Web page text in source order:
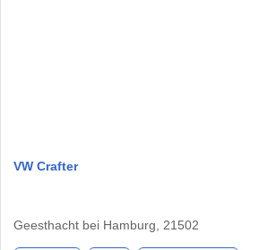
VW Crafter
Geesthacht bei Hamburg, 21502